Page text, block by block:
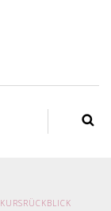
KURSRÜCKBLICK